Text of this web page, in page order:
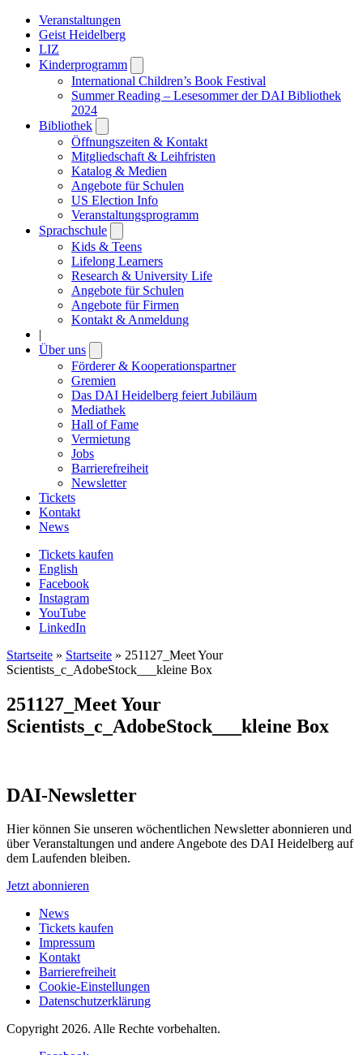
Veranstaltungen
Geist Heidelberg
LIZ
Kinderprogramm
submenu
International Children’s Book Festival
Summer Reading – Lesesommer der DAI Bibliothek
2024
Bibliothek
submenu
Öffnungszeiten & Kontakt
Mitgliedschaft & Leihfristen
Katalog & Medien
Angebote für Schulen
US Election Info
Veranstaltungsprogramm
Sprachschule
submenu
Kids & Teens
Lifelong Learners
Research & University Life
Angebote für Schulen
Angebote für Firmen
Kontakt & Anmeldung
|
Über uns
submenu
Förderer & Kooperationspartner
Gremien
Das DAI Heidelberg feiert Jubiläum
Mediathek
Hall of Fame
Vermietung
Jobs
Barrierefreiheit
Newsletter
Tickets
Kontakt
News
Tickets kaufen
English
Facebook
Instagram
YouTube
LinkedIn
Startseite » Startseite » 251127_Meet Your
Scientists_c_AdobeStock___kleine Box
251127_Meet Your
Scientists_c_AdobeStock___kleine Box
DAI-Newsletter
Hier können Sie unseren wöchentlichen Newsletter abonnieren und
über Veranstaltungen und andere Angebote des DAI Heidelberg auf
dem Laufenden bleiben.
Jetzt abonnieren
News
Tickets kaufen
Impressum
Kontakt
Barrierefreiheit
Cookie-Einstellungen
Datenschutzerklärung
Copyright 2026. Alle Rechte vorbehalten.